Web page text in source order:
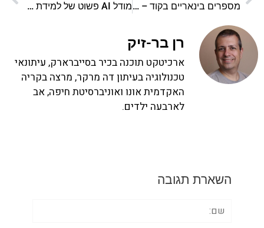
מספרים בינאריים בקוד – אופרטורים נוספים מודל AI פשוט של למידת מכונה עם רגרסיה ליניארית
רן בר-זיק
ארכיטקט תוכנה בכיר בסייברארק, עיתונאי
טכנולוגיה בעיתון דה מרקר, מרצה בקריה
האקדמית אונו ואוניברסיטת חיפה, אב
לארבעה ילדים.
השארת תגובה